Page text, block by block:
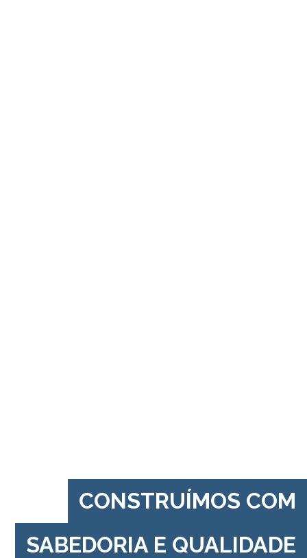
CONSTRUÍMOS COM
SABEDORIA E QUALIDADE